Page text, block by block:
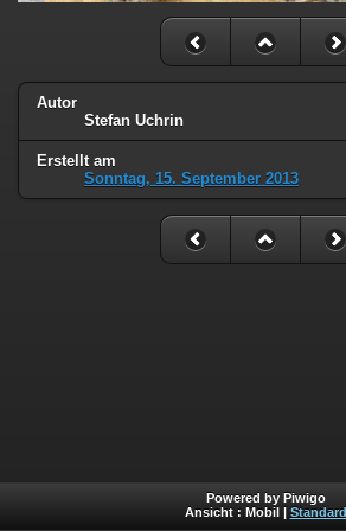
Autor
Stefan Uchrin
Erstellt am
Sonntag, 15. September 2013
Powered by Piwigo
Ansicht : Mobil Standard